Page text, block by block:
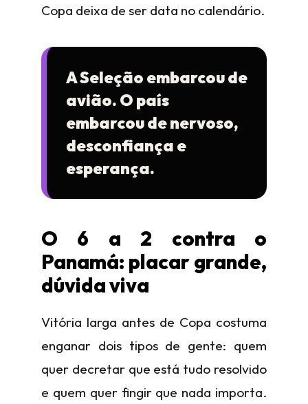
Copa deixa de ser data no calendário.
A Seleção embarcou de
avião. O país
embarcou de nervoso,
desconfiança e
esperança.
O 6 a 2 contra o
Panamá: placar grande,
dúvida viva
Vitória larga antes de Copa costuma
enganar dois tipos de gente: quem
quer decretar que está tudo resolvido
e quem quer fingir que nada importa.